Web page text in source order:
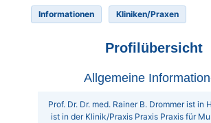
Informationen Kliniken/Praxen
Profilübersicht
Allgemeine
Prof. Dr. Dr. med. Rainer B. Drommer ist in
ist in der Klinik/Praxis Praxis Praxis für